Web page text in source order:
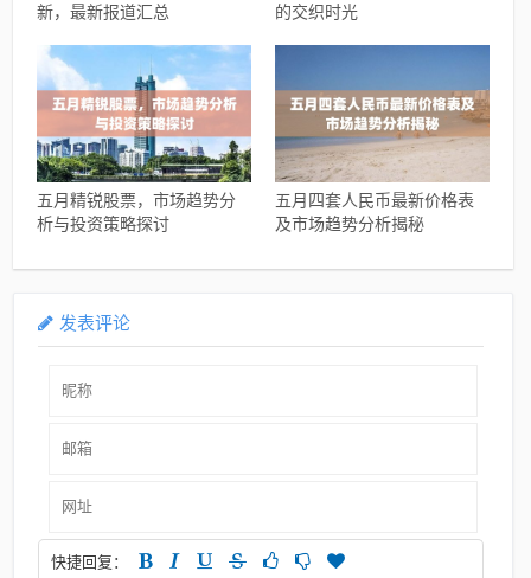
新，最新报道汇总
的交织时光
五月精锐股票，市场趋势分
析与投资策略探讨
五月四套人民币最新价格表
及市场趋势分析揭秘
发表评论
快捷回复：